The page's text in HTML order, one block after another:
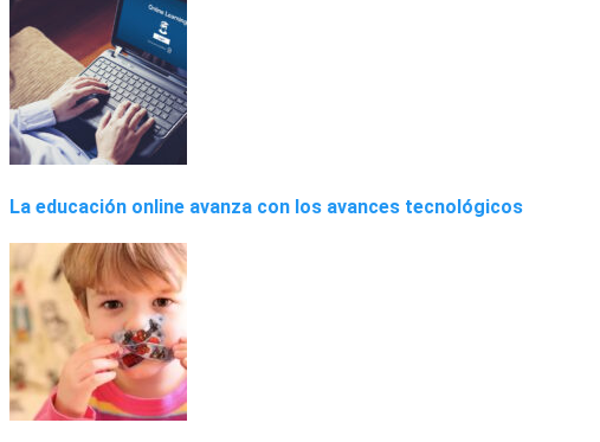
La educación online avanza con los avances tecnológicos